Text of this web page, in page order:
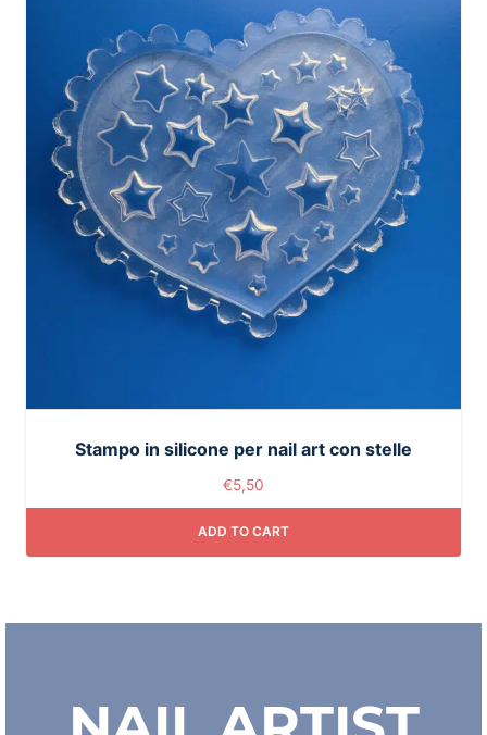
Stampo in silicone per nail art con stelle
€5,50
ADD TO CART